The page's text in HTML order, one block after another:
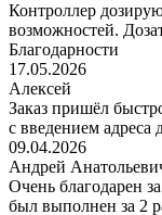
Контроллер
возможностей.
Благодарности
17.05.2026
Алексей
Заказ пришёл
с введением адреса
09.04.2026
Андрей
Очень благодарен
был выполнен за 2